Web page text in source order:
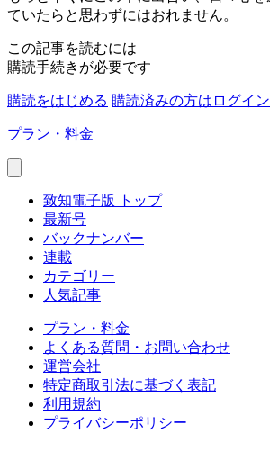
ていたらと思わずにはおれません。
この記事を読むには
購読手続きが必要です
購読をはじめる 購読済みの方はログイン
プラン・料金
致知電子版 トップ
最新号
バックナンバー
連載
カテゴリー
人気記事
プラン・料金
よくある質問・お問い合わせ
運営会社
特定商取引法に基づく表記
利用規約
プライバシーポリシー